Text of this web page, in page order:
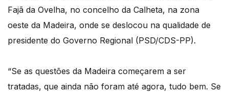
Fajã da Ovelha, no concelho da Calheta, na zona
oeste da Madeira, onde se deslocou na qualidade de
presidente do Governo Regional (PSD/CDS-PP).
“Se as questões da Madeira começarem a ser
tratadas, que ainda não foram até agora, tudo bem. Se